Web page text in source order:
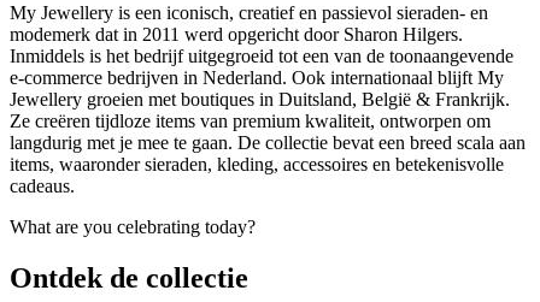
My Jewellery is een iconisch, creatief en passievol sieraden- en
modemerk dat in 2011 werd opgericht door Sharon Hilgers.
Inmiddels is het bedrijf uitgegroeid tot een van de toonaangevende
e-commerce bedrijven in Nederland. Ook internationaal blijft My
Jewellery groeien met boutiques in Duitsland, België & Frankrijk.
Ze creëren tijdloze items van premium kwaliteit, ontworpen om
langdurig met je mee te gaan. De collectie bevat een breed scala aan
items, waaronder sieraden, kleding, accessoires en betekenisvolle
cadeaus.
What are you celebrating today?
Ontdek de collectie